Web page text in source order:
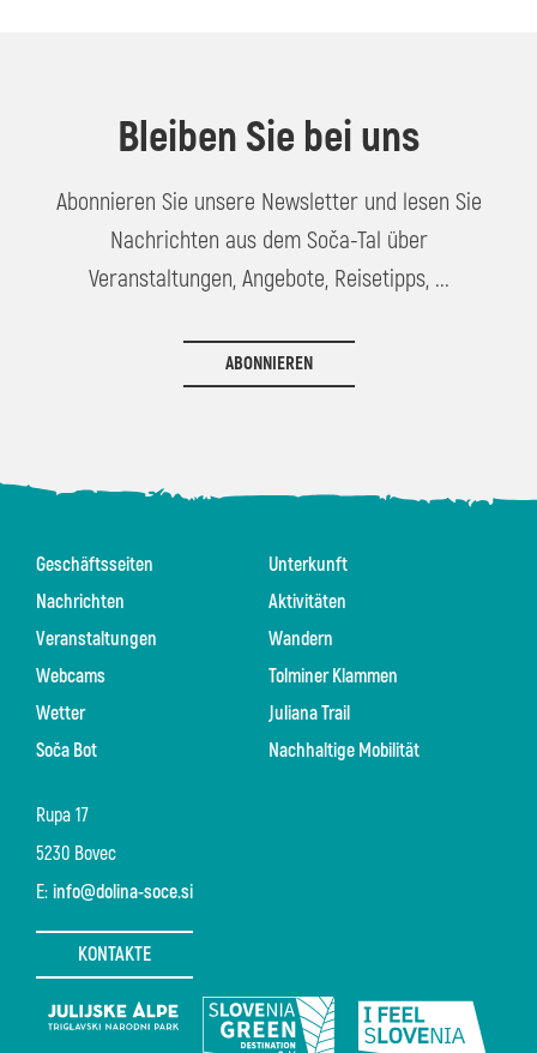
Bleiben Sie bei uns
Abonnieren Sie unsere Newsletter und lesen Sie
Nachrichten aus dem Soča-Tal über
Veranstaltungen, Angebote, Reisetipps, ...
ABONNIEREN
Rupa 17
5230 Bovec
E: info@dolina-soce.si
KONTAKTE
Geschäftsseiten
Nachrichten
Veranstaltungen
Webcams
Wetter
Soča Bot
Unterkunft
Aktivitäten
Wandern
Tolminer Klammen
Juliana Trail
Nachhaltige Mobilität